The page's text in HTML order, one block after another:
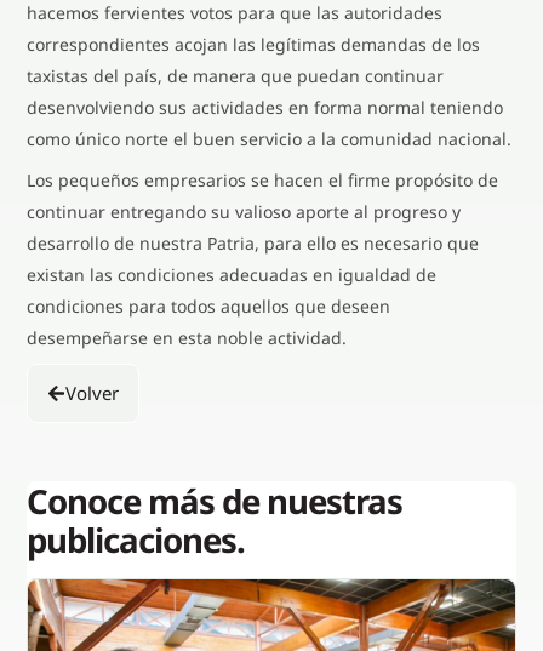
hacemos fervientes votos para que las autoridades
correspondientes acojan las legítimas demandas de los
taxistas del país, de manera que puedan continuar
desenvolviendo sus actividades en forma normal teniendo
como único norte el buen servicio a la comunidad nacional.
Los pequeños empresarios se hacen el firme propósito de
continuar entregando su valioso aporte al progreso y
desarrollo de nuestra Patria, para ello es necesario que
existan las condiciones adecuadas en igualdad de
condiciones para todos aquellos que deseen
desempeñarse en esta noble actividad.
Volver
Conoce más de nuestras
publicaciones.